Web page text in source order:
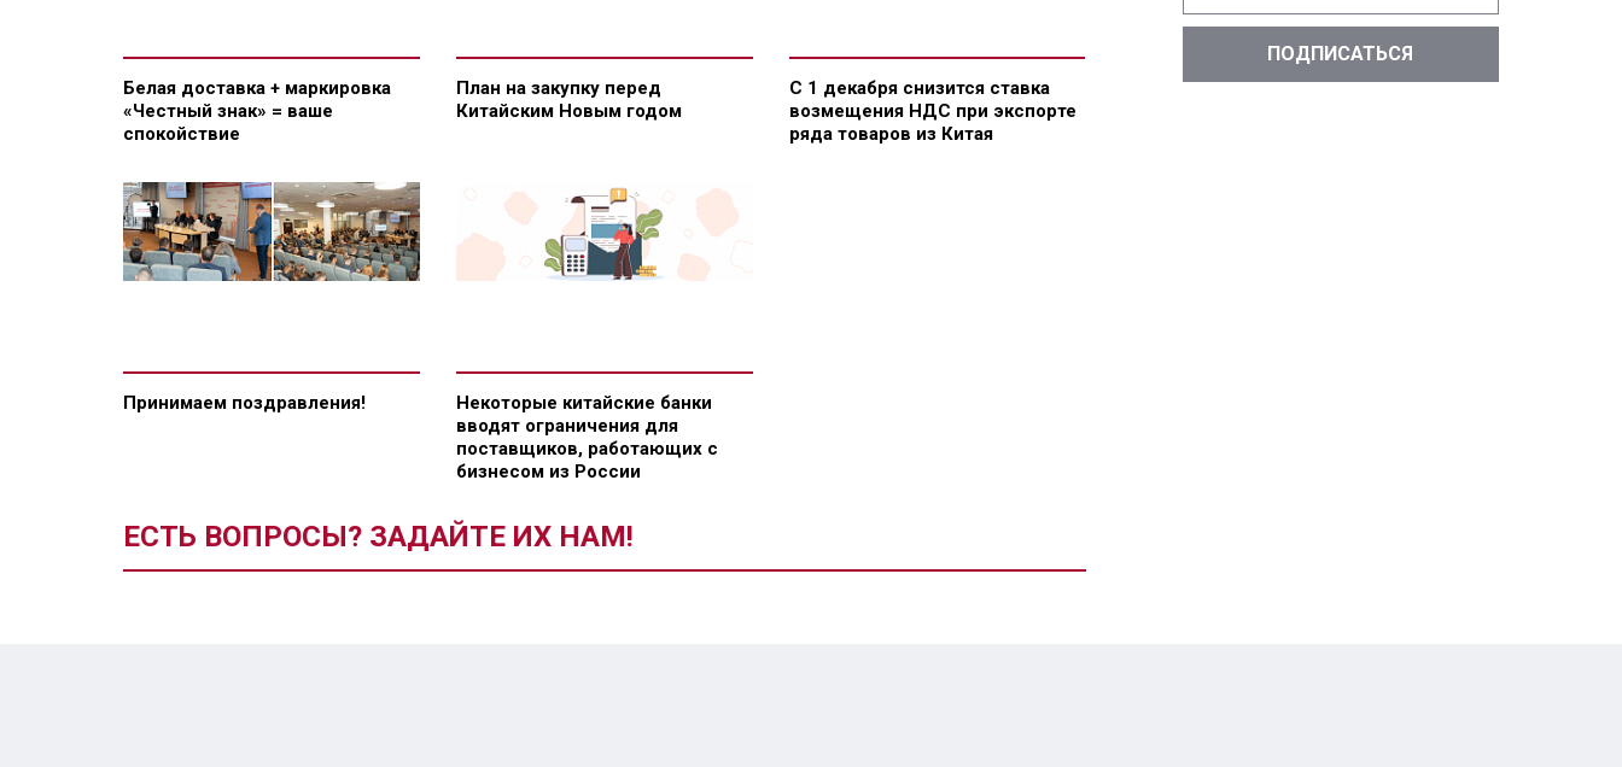
Белая доставка + маркировка
«Честный знак» = ваше
спокойствие
План на закупку перед
Китайским Новым годом
С 1 декабря снизится ставка
возмещения НДС при экспорте
ряда товаров из Китая
Принимаем поздравления!
Некоторые китайские банки
вводят ограничения для
поставщиков, работающих с
бизнесом из России
ЕСТЬ ВОПРОСЫ? ЗАДАЙТЕ ИХ НАМ!